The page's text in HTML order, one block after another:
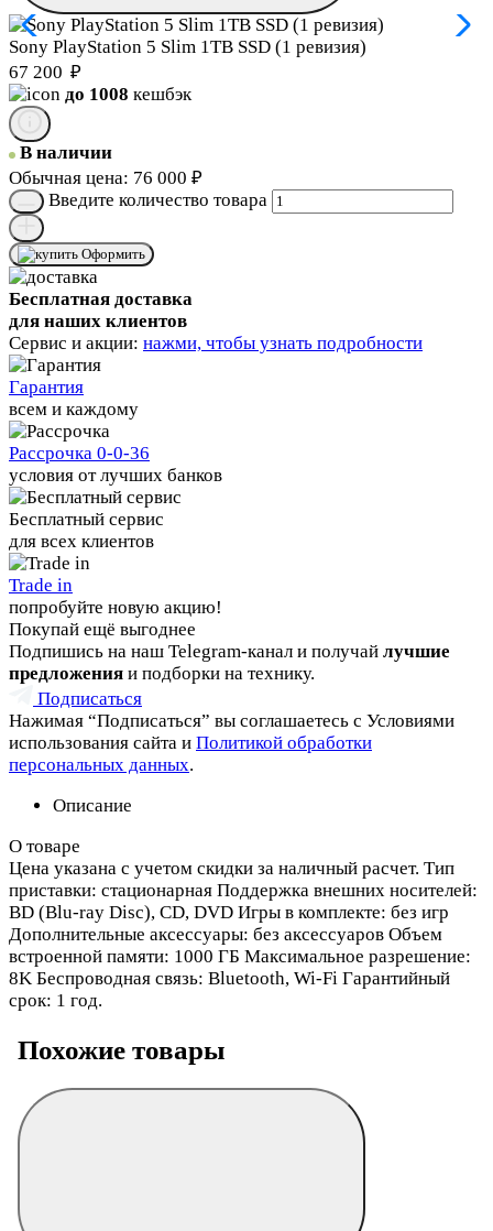
Sony PlayStation 5 Slim 1TB SSD (1 ревизия)
67 200 ₽
до 1008 кешбэк
В наличии
Обычная цена: 76 000 ₽
Введите количество товара
Оформить
Бесплатная доставка
для наших клиентов
Сервис и акции: нажми, чтобы узнать подробности
Гарантия
всем и каждому
Рассрочка 0-0-36
условия от лучших банков
Бесплатный сервис
для всех клиентов
Trade in
попробуйте новую акцию!
Покупай ещё выгоднее
Подпишись на наш Telegram-канал и получай лучшие
предложения и подборки на технику.
Подписаться
Нажимая “Подписаться” вы соглашаетесь с Условиями
использования сайта и Политикой обработки
персональных данных.
Описание
О товаре
Цена указана с учетом скидки за наличный расчет. Тип
приставки: стационарная Поддержка внешних носителей:
BD (Blu-ray Disc), CD, DVD Игры в комплекте: без игр
Дополнительные аксессуары: без аксессуаров Объем
встроенной памяти: 1000 ГБ Максимальное разрешение:
8K Беспроводная связь: Bluetooth, Wi-Fi Гарантийный
срок: 1 год.
Похожие товары